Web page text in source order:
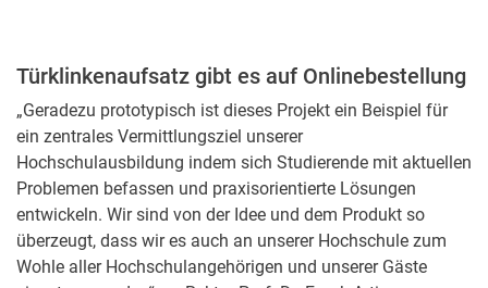
Türklinkenaufsatz gibt es auf Onlinebestellung
„Geradezu prototypisch ist dieses Projekt ein Beispiel für
ein zentrales Vermittlungsziel unserer
Hochschulausbildung indem sich Studierende mit aktuellen
Problemen befassen und praxisorientierte Lösungen
entwickeln. Wir sind von der Idee und dem Produkt so
überzeugt, dass wir es auch an unserer Hochschule zum
Wohle aller Hochschulangehörigen und unserer Gäste